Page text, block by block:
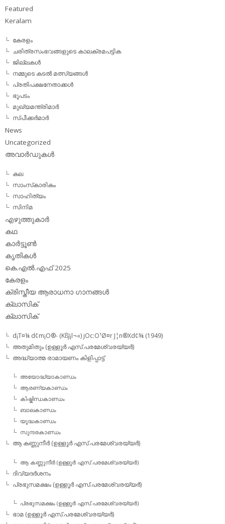
Featured
Keralam
കേരളം
ചരിത്രസംഭവങ്ങളുടെ കാലക്രമപട്ടിക
ജില്ലകള്‍
നമ്മുടെ കടല്‍ മത്സ്യങ്ങള്‍
പ്രതിപക്ഷനേതാക്കള്‍
ഭൂപടം
മുഖ്യമന്ത്രിമാര്‍
സ്പീക്കര്‍മാര്‍
News
Uncategorized
അവാര്‍ഡുകള്‍
കല
സാംസ്‌കാരികം
സാഹിത്യം
സിനിമ
എഴുത്തുകാര്‍
കഥ
കാര്‍ട്ടൂണ്‍
കൃതികള്‍
കെ.എല്‍.എഫ് 2025
കേരളം
ക്രിസ്തീയ ആരാധനാ ഗാനങ്ങള്‍
ക്ലാസിക്‌
ക്ലാസിക്
d¡T¤¼ d¢m¡O®- (KßJ¡l¬«) jOc:O¹Ø¤r J¦n®Xd¢¾ (1949)
അതുമിതും (ഉള്ളൂര്‍ എസ്.പരമേശ്വരയ്യര്‍)
അദ്ധ്യാത്മ രാമായണം കിളിപ്പാട്ട്‌
അയോദ്ധ്യാകാണ്ഡം
ആരണ്യകാണ്ഡം
കിഷ്കിന്ധകാണ്ഡം
ബാലകാണ്ഡം
യൂദ്ധകാണ്ഡം
സുന്ദരകാണ്ഡം
ആ കണ്ണുനീര്‍ (ഉള്ളൂര്‍ എസ്.പരമേശ്വരയ്യര്‍)
ആ കണ്ണുനീര്‍ (ഉള്ളൂര്‍ എസ്.പരമേശ്വരയ്യര്‍)
ദിവ്യദര്‍ശനം
പ്രഭുസമക്ഷം (ഉള്ളൂര്‍ എസ്.പരമേശ്വരയ്യര്‍)
പ്രഭുസമക്ഷം (ഉള്ളൂര്‍ എസ്.പരമേശ്വരയ്യര്‍)
ഭാമ (ഉള്ളൂര്‍ എസ്.പരമേശ്വരയ്യര്‍)